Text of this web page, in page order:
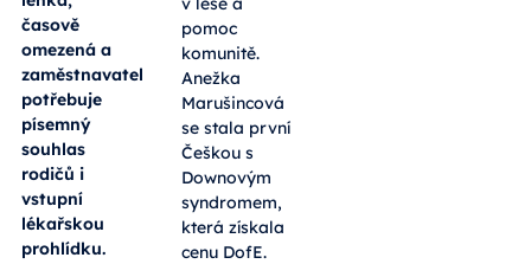
časově
omezená a
zaměstnavatel
potřebuje
písemný
souhlas
rodičů i
vstupní
lékařskou
prohlídku.
pomoc
komunitě.
Anežka
Marušincová
se stala první
Češkou s
Downovým
syndromem,
která získala
cenu DofE.